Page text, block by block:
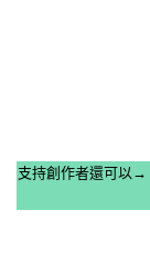
支持創作者還可以→